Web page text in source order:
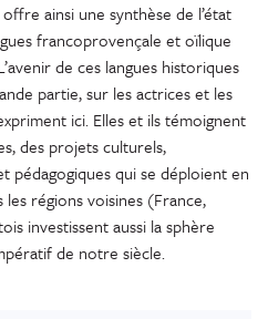
ainsi une synthèse de l’état
francoprovençale et oïlique
de ces langues historiques
partie, sur les actrices et les
ici. Elles et ils témoignent
des projets culturels,
pédagogiques qui se déploient en
les régions voisines (France,
investissent aussi la sphère
de notre siècle.